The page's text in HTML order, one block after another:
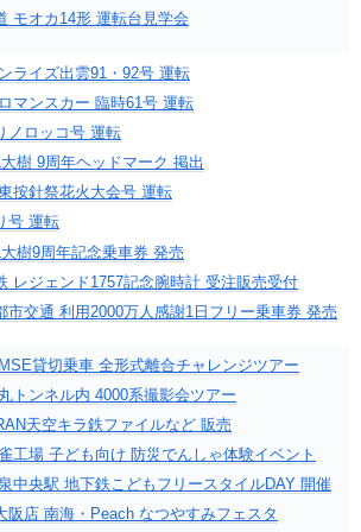
モオカ14形 運転台見学会
ライズ出雲91・92号 運転
マンスカー 臨時61号 運転
ノロッコ号 運転
樹 9周年ヘッドマーク 掲出
按針祭花火大会号 運転
号 運転
樹9周年記念乗車券 発売
レジェンド1757記念腕時計 受注販売受付
市交通 利用2000万人感謝1日フリー乗車券 発売
貸切乗車 全形式離合チャレンジツアー
トンネル内 4000系撮影会ツアー
天空キラ鉄ファイルなど 販売
工場 子ども向け 防災でんしゃ体験イベント
中央駅 地下鉄こどもフリースタイルDAY 開催
阪店 南海・Peach なつやすみフェスタ